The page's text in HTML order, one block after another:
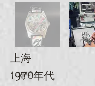
上海
1970年代